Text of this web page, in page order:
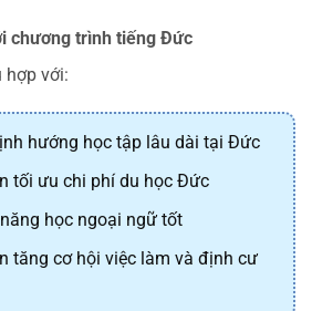
chương trình tiếng Đức
hợp với:
hướng học tập lâu dài tại Đức
tối ưu chi phí du học Đức
học ngoại ngữ tốt
tăng cơ hội việc làm và định cư